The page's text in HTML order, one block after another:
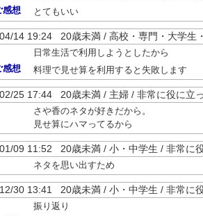
感想
とてもいい
14 19:24 20歳未満 / 高校・専門・大学生
日常生活で利用しようとしたから
感想
料理で見せ算を利用すると失敗します
25 17:44 20歳未満 / 主婦 / 非常に役に立
さや香のネタが好きだから。
見せ算にハマってるから
09 11:52 20歳未満 / 小・中学生 / 非常に
ネタを思い出すため
30 13:41 20歳未満 / 小・中学生 / 非常に
振り返り